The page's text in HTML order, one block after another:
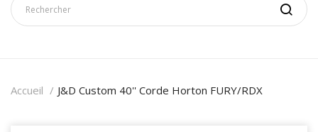
Accueil J&D Custom 40'' Corde Horton FURY/RDX